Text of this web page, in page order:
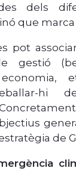
dels
que marca
pot
gestió
hi
de